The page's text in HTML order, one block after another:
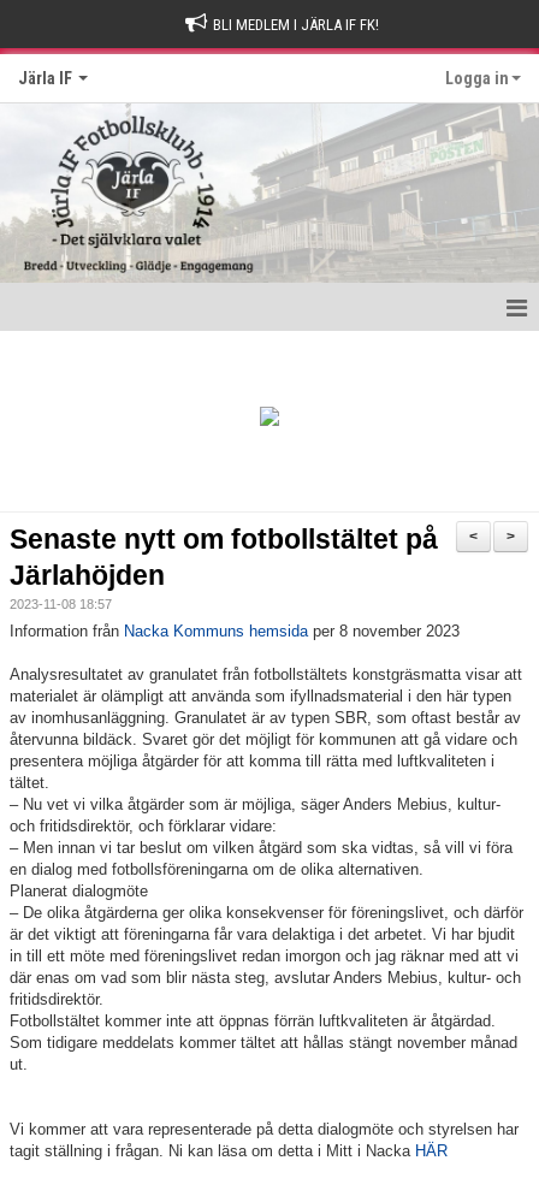
BLI MEDLEM I JÄRLA IF FK!
Järla IF Logga in
Verksamheten
Vårdnadshavare
Sponsorer
Utbildningar
Stipendier
Styrelse och Årsmöte
Kalender
Kvalitetsklubb
>
<
Senaste nytt om fotbollstältet på
Järlahöjden
2023-11-08 18:57
Information från Nacka Kommuns hemsidaper 8 november 2023
Analysresultatet av granulatet från fotbollstältets konstgräsmatta visar att
materialet är olämpligt att använda som ifyllnadsmaterial i den här typen
av inomhusanläggning. Granulatet är av typen SBR, som oftast består av
återvunna bildäck. Svaret gör det möjligt för kommunen att gå vidare och
presentera möjliga åtgärder för att komma till rätta med luftkvaliteten i
tältet.
– Nu vet vi vilka åtgärder som är möjliga, säger Anders Mebius, kultur-
och fritidsdirektör, och förklarar vidare:
– Men innan vi tar beslut om vilken åtgärd som ska vidtas, så vill vi föra
en dialog med fotbollsföreningarna om de olika alternativen.
Planerat dialogmöte
– De olika åtgärderna ger olika konsekvenser för föreningslivet, och därför
är det viktigt att föreningarna får vara delaktiga i det arbetet. Vi har bjudit
in till ett möte med föreningslivet redan imorgon och jag räknar med att vi
där enas om vad som blir nästa steg, avslutar Anders Mebius, kultur- och
fritidsdirektör.
Fotbollstältet kommer inte att öppnas förrän luftkvaliteten är åtgärdad.
Som tidigare meddelats kommer tältet att hållas stängt november månad
ut.
Vi kommer att vara representerade på detta dialogmöte och styrelsen har
tagit ställning i frågan. Ni kan läsa om detta i Mitt i Nacka HÄR